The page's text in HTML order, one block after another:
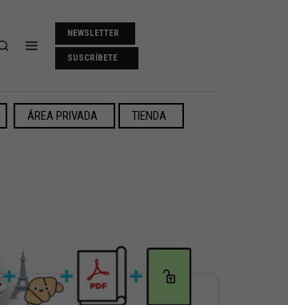
NEWSLETTER
SUSCRÍBETE
ÁREA PRIVADA TIENDA